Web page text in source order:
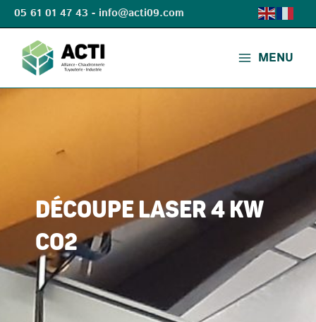
Aller
au
contenu
05 61 01 47 43 - info@acti09.com
MENU
DÉCOUPE LASER 4 KW
CO2